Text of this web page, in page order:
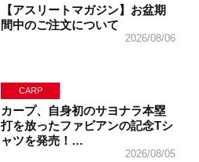
【アスリートマガジン】お盆期
間中のご注文について
2026/08/06
CARP
カープ、自身初のサヨナラ本塁
打を放ったファビアンの記念Tシ
ャツを発売！…
2026/08/05